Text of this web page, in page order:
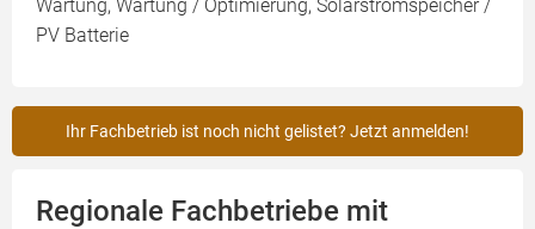
Wartung, Wartung / Optimierung, Solarstromspeicher /
PV Batterie
Ihr Fachbetrieb ist noch nicht gelistet? Jetzt anmelden!
Regionale Fachbetriebe mit